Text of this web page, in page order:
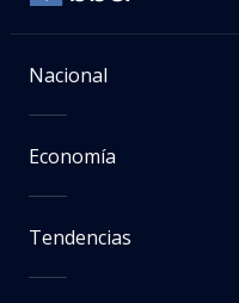
Nacional
Economía
Tendencias